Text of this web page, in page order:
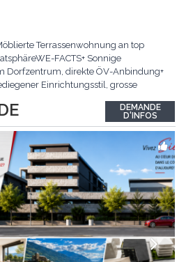
Terrassenwohnung an top
FACTS+ Sonnige
Dorfzentrum, direkte ÖV-Anbindung+
Einrichtungsstil, grosse
für:Geniesser von
WohnkomfortDie Wohnung wird
DEMANDE
D'INFOS